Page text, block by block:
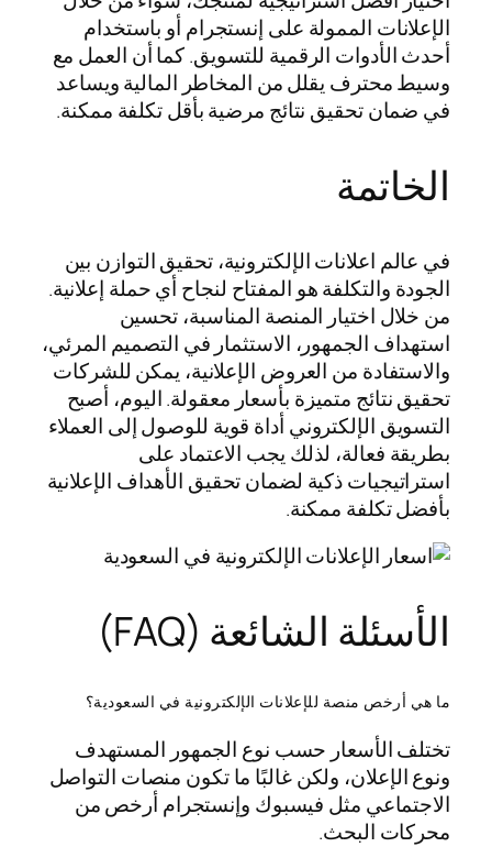
الإعلانات الممولة على إنستجرام أو باستخدام
أحدث الأدوات الرقمية للتسويق. كما أن العمل مع
وسيط محترف يقلل من المخاطر المالية ويساعد
في ضمان تحقيق نتائج مرضية بأقل تكلفة ممكنة.
الخاتمة
في عالم اعلانات الإلكترونية، تحقيق التوازن بين
الجودة والتكلفة هو المفتاح لنجاح أي حملة إعلانية.
من خلال اختيار المنصة المناسبة، تحسين
استهداف الجمهور، الاستثمار في التصميم المرئي،
والاستفادة من العروض الإعلانية، يمكن للشركات
تحقيق نتائج متميزة بأسعار معقولة. اليوم، أصبح
التسويق الإلكتروني أداة قوية للوصول إلى العملاء
بطريقة فعالة، لذلك يجب الاعتماد على
استراتيجيات ذكية لضمان تحقيق الأهداف الإعلانية
بأفضل تكلفة ممكنة.
الأسئلة الشائعة (FAQ)
ما هي أرخص منصة للإعلانات الإلكترونية في السعودية؟
تختلف الأسعار حسب نوع الجمهور المستهدف
ونوع الإعلان، ولكن غالبًا ما تكون منصات التواصل
الاجتماعي مثل فيسبوك وإنستجرام أرخص من
محركات البحث.